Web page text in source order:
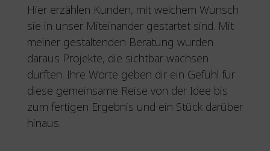
Hier erzählen Kunden, mit welchem Wunsch
sie in unser Miteinander gestartet sind. Mit
meiner gestaltenden Beratung wurden
daraus Projekte, die sichtbar wachsen
durften. Ihre Worte geben dir ein Gefühl für
diese gemeinsame Reise von der Idee bis
zum fertigen Ergebnis und ein Stück darüber
hinaus.